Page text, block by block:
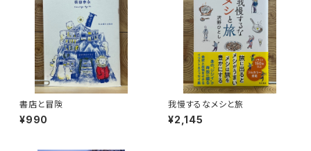
書店と冒険
¥990
我慢するなメシと旅
¥2,145